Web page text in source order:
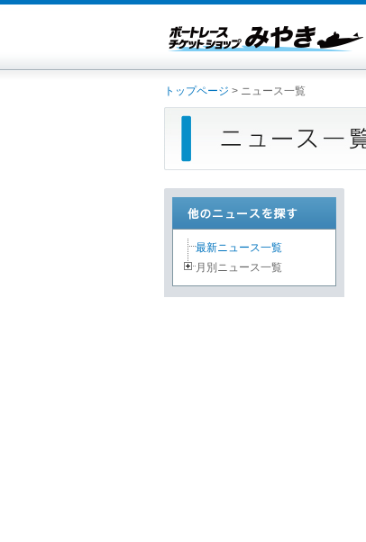
トップページ > ニュース一覧
最新ニュース一覧
月別ニュース一覧